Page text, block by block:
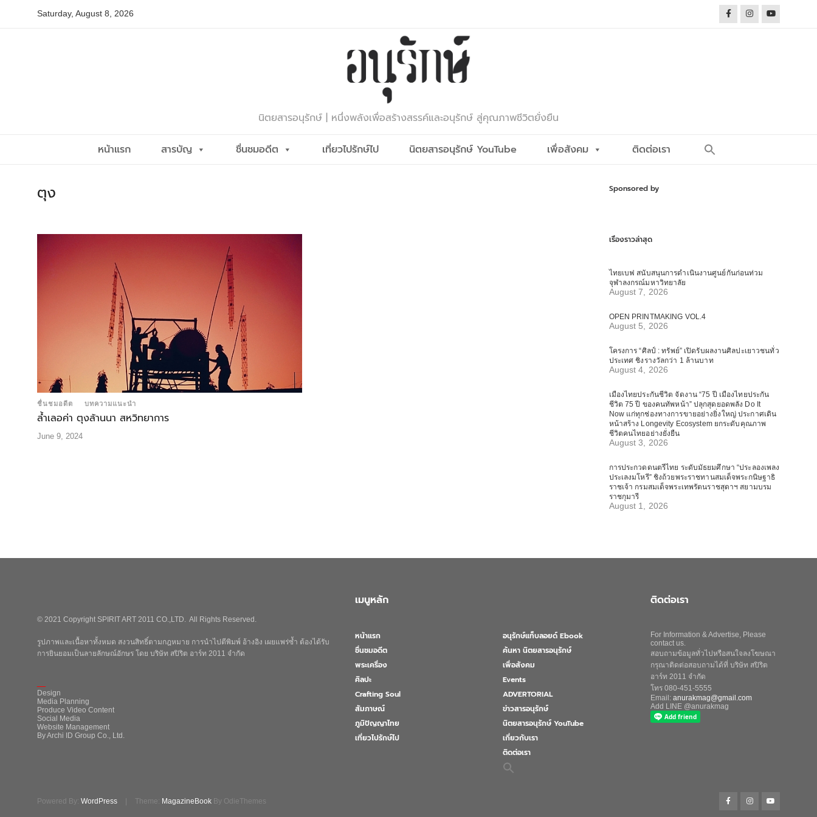
Saturday, August 8, 2026
นิตยสารอนุรักษ์ | หนึ่งพลังเพื่อสร้างสรรค์และอนุรักษ์ สู่คุณภาพชีวิตยั่งยืน
หน้าแรก สารบัญ ชื่นชมอดีต เที่ยวไปรักษ์ไป นิตยสารอนุรักษ์ YouTube เพื่อสังคม ติดต่อเรา
ตุง
ชื่นชมอดีต บทความแนะนำ
ล้ำเลอค่า ตุงล้านนา สหวิทยาการ
June 9, 2024
Sponsored by
เรื่องราวล่าสุด
ไทยเบฟ สนับสนุนการดำเนินงานศูนย์กันก่อนท่วม
จุฬาลงกรณ์มหาวิทยาลัย
August 7, 2026
OPEN PRINTMAKING VOL.4
August 5, 2026
โครงการ “ศิลป์ : ทรัพย์” เปิดรับผลงานศิลปะเยาวชนทั่ว
ประเทศ ชิงรางวัลกว่า 1 ล้านบาท
August 4, 2026
เมืองไทยประกันชีวิต จัดงาน “75 ปี เมืองไทยประกัน
ชีวิต 75 ปี ของคนทัพหน้า” ปลุกสุดยอดพลัง Do It
Now แก่ทุกช่องทางการขายอย่างยิ่งใหญ่ ประกาศเดิน
หน้าสร้าง Longevity Ecosystem ยกระดับคุณภาพ
ชีวิตคนไทยอย่างยั่งยืน
August 3, 2026
การประกวดดนตรีไทย ระดับมัธยมศึกษา “ประลองเพลง
ประเลงมโหรี” ชิงถ้วยพระราชทานสมเด็จพระกนิษฐาธิ
ราชเจ้า กรมสมเด็จพระเทพรัตนราชสุดาฯ สยามบรม
ราชกุมารี
August 1, 2026
© 2021 Copyright SPIRIT ART 2011 CO.,LTD. All Rights Reserved.
รูปภาพและเนื้อหาทั้งหมด สงวนสิทธิ์ตามกฎหมาย การนำไปตีพิมพ์ อ้างอิง เผยแพร่ซ้ำ ต้องได้รับ
การยินยอมเป็นลายลักษณ์อักษร โดย บริษัท สปิริต อาร์ท 2011 จำกัด
Design
Media Planning
Produce Video Content
Social Media
Website Management
By Archi ID Group Co., Ltd.
เมนูหลัก
หน้าแรก
ชื่นชมอดีต
พระเครื่อง
ศิลปะ
Crafting Soul
สัมภาษณ์
ภูมิปัญญาไทย
เที่ยวไปรักษ์ไป
อนุรักษ์แท็บลอยด์ Ebook
ค้นหา นิตยสารอนุรักษ์
เพื่อสังคม
Events
ADVERTORIAL
ข่าวสารอนุรักษ์
นิตยสารอนุรักษ์ YouTube
เกี่ยวกับเรา
ติดต่อเรา
ติดต่อเรา
For Information & Advertise, Please
contact us.
สอบถามข้อมูลทั่วไปหรือสนใจลงโฆษณา
กรุณาติดต่อสอบถามได้ที่ บริษัท สปิริต
อาร์ท 2011 จำกัด
โทร 080-451-5555
Email: anurakmag@gmail.com
Add LINE @anurakmag
Powered By: WordPress Theme: MagazineBook By OdieThemes